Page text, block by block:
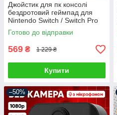
Джойстик для пк консолі
бездротовий геймпад для
Nintendo Switch / Switch Pro
Android Windows PC
контролер ігровий джойстік
Готово до відправки
569 ₴ 1 229 ₴
Купити
–50%